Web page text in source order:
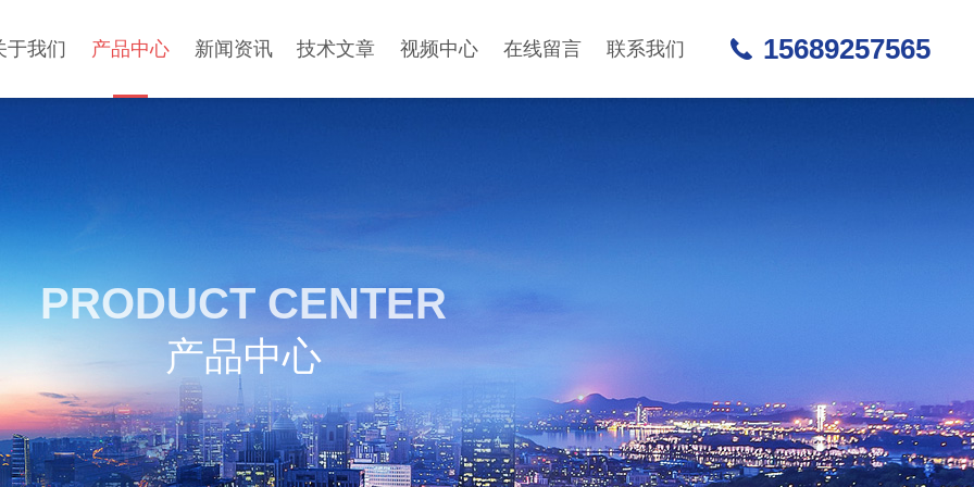
于我们 产品中心 新闻资讯 技术文章 视频中心 在线留言 联系我们 15689257565
PRODUCT CENTER
产品中心